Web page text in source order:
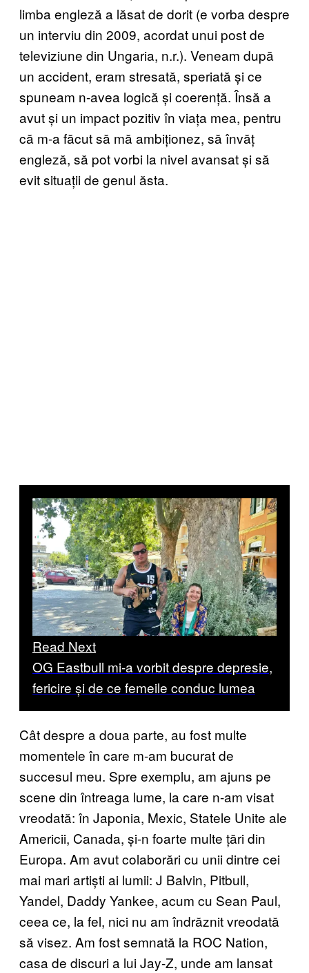
limba engleză a lăsat de dorit (e vorba despre
un interviu din 2009, acordat unui post de
televiziune din Ungaria, n.r.). Veneam după
un accident, eram stresată, speriată și ce
spuneam n-avea logică și coerență. Însă a
avut și un impact pozitiv în viața mea, pentru
că m-a făcut să mă ambiționez, să învăț
engleză, să pot vorbi la nivel avansat și să
evit situații de genul ăsta.
Read Next
OG Eastbull mi-a vorbit despre depresie,
fericire și de ce femeile conduc lumea
Cât despre a doua parte, au fost multe
momentele în care m-am bucurat de
succesul meu. Spre exemplu, am ajuns pe
scene din întreaga lume, la care n-am visat
vreodată: în Japonia, Mexic, Statele Unite ale
Americii, Canada, și-n foarte multe țări din
Europa. Am avut colaborări cu unii dintre cei
mai mari artiști ai lumii: J Balvin, Pitbull,
Yandel, Daddy Yankee, acum cu Sean Paul,
ceea ce, la fel, nici nu am îndrăznit vreodată
să visez. Am fost semnată la ROC Nation,
casa de discuri a lui Jay-Z, unde am lansat